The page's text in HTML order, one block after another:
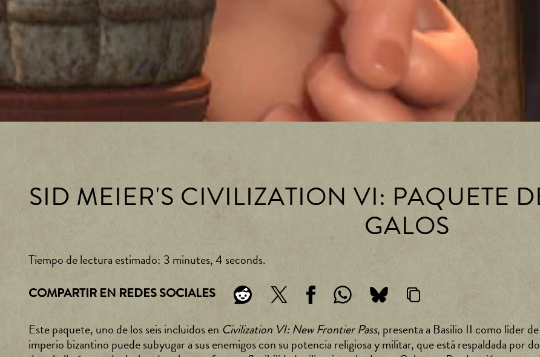
SID MEIER'S CIVILIZATION VI: PAQUETE
GALOS
Tiempo de lectura estimado 3 minutes, 4 seconds
COMPARTIR EN REDES SOCIALES
Este paquete, uno de los seis incluidos en Civilization VI: New Frontier Pass, presenta a Basilio II como líder
imperio bizantino puede subyugar a sus enemigos con su potencia religiosa y militar, que está respaldada por